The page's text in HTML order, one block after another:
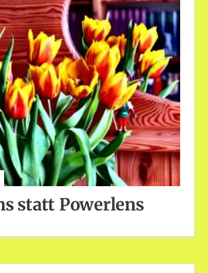
statt Powerlens